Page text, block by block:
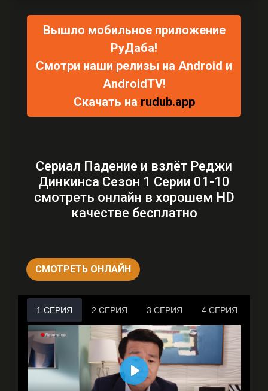
Вышло мобильное приложение
РуДаба!
Смотри наши релизы на Android и
AndroidTV!
Скачать на rudub.app
Сериал Падение и взлёт Реджи
Динкинса Сезон 1 Серии 01-10
смотреть онлайн в хорошем HD
качестве бесплатно
СМОТРЕТЬ ОНЛАЙН